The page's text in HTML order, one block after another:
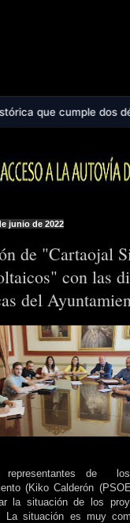
de
junio de 2022
de "Cartaojal
con las
del
de
(Kiko Calderón
la situación de los
La situación es muy